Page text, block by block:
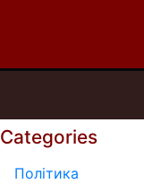
Categories
Політика